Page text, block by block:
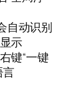
自动识别
示
键“一键
言